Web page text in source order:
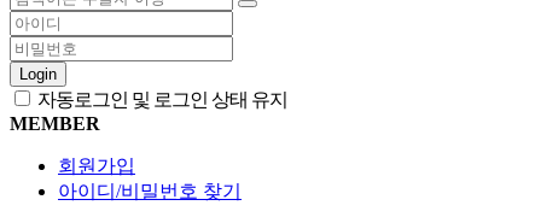
Login
자동로그인 및 로그인 상태 유지
MEMBER
회원가입
아이디/비밀번호 찾기